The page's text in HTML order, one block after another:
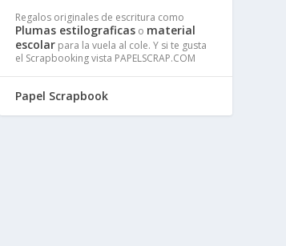
Regalos originales de escritura como
Plumas estilograficas o material
escolar para la vuela al cole. Y si te gusta
el Scrapbooking vista PAPELSCRAP.COM
Papel Scrapbook